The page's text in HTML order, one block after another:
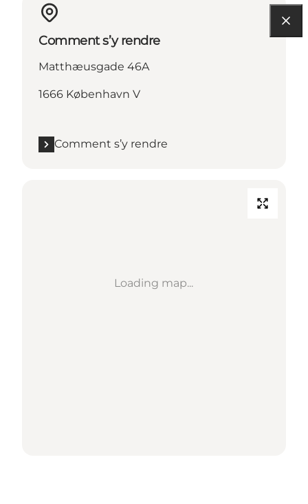
Comment s’y rendre
Matthæusgade 46A
1666 København V
Comment s’y rendre
Loading map...